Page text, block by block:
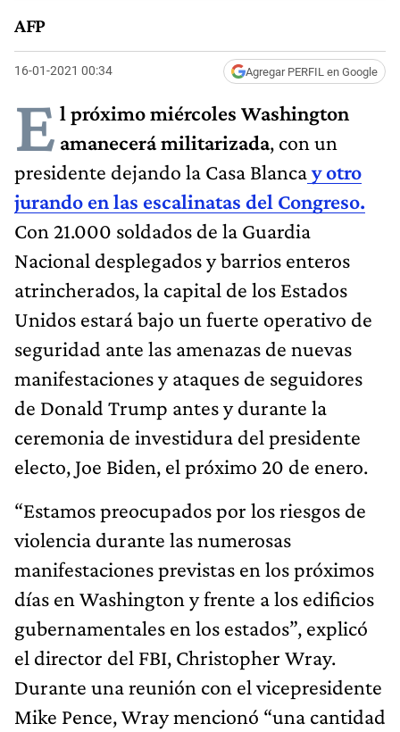
AFP
16-01-2021 00:34 Agregar PERFIL en Google
E l próximo miércoles Washington
amanecerá militarizada, con un
presidente dejando la Casa Blancay otro
jurando en las escalinatas del Congreso.
Con 21.000 soldados de la Guardia
Nacional desplegados y barrios enteros
atrincherados, la capital de los Estados
Unidos estará bajo un fuerte operativo de
seguridad ante las amenazas de nuevas
manifestaciones y ataques de seguidores
de Donald Trump antes y durante la
ceremonia de investidura del presidente
electo, Joe Biden, el próximo 20 de enero.
“Estamos preocupados por los riesgos de
violencia durante las numerosas
manifestaciones previstas en los próximos
días en Washington y frente a los edificios
gubernamentales en los estados”, explicó
el director del FBI, Christopher Wray.
Durante una reunión con el vicepresidente
Mike Pence, Wray mencionó “una cantidad